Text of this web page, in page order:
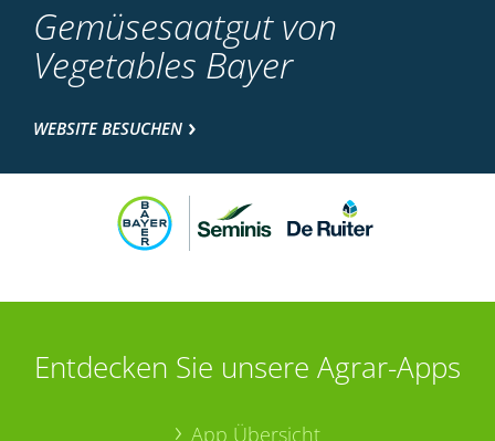
Gemüsesaatgut von
Vegetables Bayer
WEBSITE BESUCHEN
Entdecken Sie unsere Agrar-Apps
App Übersicht